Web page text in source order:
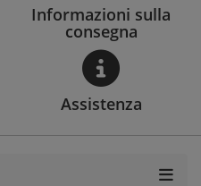
Informazioni sulla
consegna
Assistenza